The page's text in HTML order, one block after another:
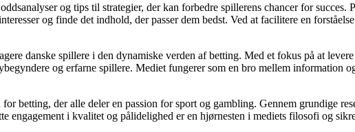
og tips til strategier, der kan forbedre spillerens chancer for
og finde det indhold, der passer dem bedst. Ved at facilitere en
danske spillere i den dynamiske verden af betting. Med et fokus på at
og erfarne spillere. Mediet fungerer som en bro mellem information
betting, der alle deler en passion for sport og gambling. Gennem grundige
engagement i kvalitet og pålidelighed er en hjørnesten i mediets filosofi og